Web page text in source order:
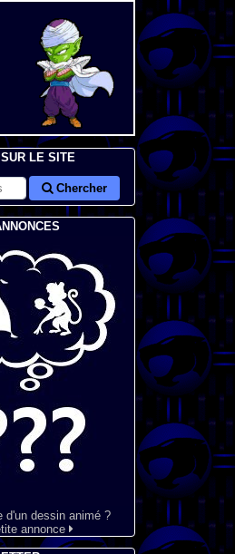
LE SITE
Chercher
d'un dessin animé ?
annonce